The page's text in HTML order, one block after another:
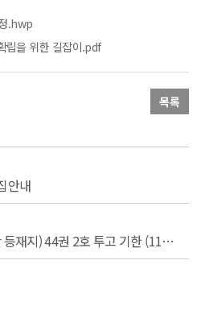
.hwp
립을 위한 길잡이.pdf
목록
안내
『미국학』(한국연구재단 등재지) 44권 2호 투고 기한 (11월 30일까지) 공지 및 연구윤리교육